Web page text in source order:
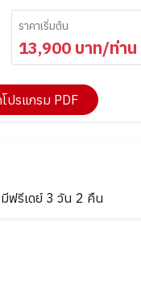
ราคาเริ่มต้น
13,900 บาท/ท่าน
ปรแกรม PDF
มีฟรีเดย์ 3 วัน 2 คืน